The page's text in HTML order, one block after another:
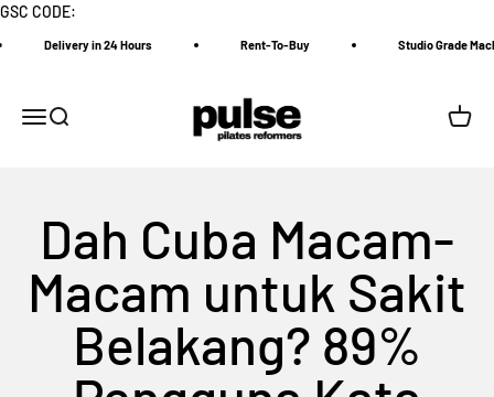
GSC CODE:
Delivery in 24 Hours Rent-To-Buy Studio Grade Machine
MenuSearch
Pulse Pilates Reformer
Cart
Dah Cuba Macam-
Macam untuk Sakit
Belakang? 89%